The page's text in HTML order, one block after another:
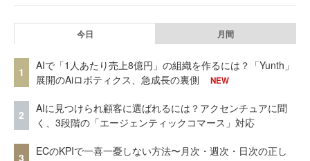
今日 月間
1
AIで「1人あたり売上8億円」の組織を作るには？「Yunth」
展開のAiロボティクス、急成長の裏側
NEW
2
AIに見つけられ顧客に選ばれるには？アクセンチュアに聞
く、3段階の「エージェンティックコマース」対応
3
ECのKPIで一喜一憂しない方法〜月次・週次・日次の正し